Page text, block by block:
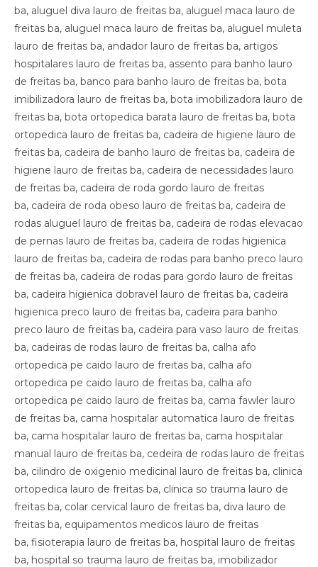
ba, aluguel diva lauro de freitas ba, aluguel maca lauro de
freitas ba, aluguel maca lauro de freitas ba, aluguel muleta
lauro de freitas ba, andador lauro de freitas ba, artigos
hospitalares lauro de freitas ba, assento para banho lauro
de freitas ba, banco para banho lauro de freitas ba, bota
imibilizadora lauro de freitas ba, bota imobilizadora lauro de
freitas ba, bota ortopedica barata lauro de freitas ba, bota
ortopedica lauro de freitas ba, cadeira de higiene lauro de
freitas ba, cadeira de banho lauro de freitas ba, cadeira de
higiene lauro de freitas ba, cadeira de necessidades lauro
de freitas ba, cadeira de roda gordo lauro de freitas
ba, cadeira de roda obeso lauro de freitas ba, cadeira de
rodas aluguel lauro de freitas ba, cadeira de rodas elevacao
de pernas lauro de freitas ba, cadeira de rodas higienica
lauro de freitas ba, cadeira de rodas para banho preco lauro
de freitas ba, cadeira de rodas para gordo lauro de freitas
ba, cadeira higienica dobravel lauro de freitas ba, cadeira
higienica preco lauro de freitas ba, cadeira para banho
preco lauro de freitas ba, cadeira para vaso lauro de freitas
ba, cadeiras de rodas lauro de freitas ba, calha afo
ortopedica pe caido lauro de freitas ba, calha afo
ortopedica pe caido lauro de freitas ba, calha afo
ortopedica pe caido lauro de freitas ba, cama fawler lauro
de freitas ba, cama hospitalar automatica lauro de freitas
ba, cama hospitalar lauro de freitas ba, cama hospitalar
manual lauro de freitas ba, cedeira de rodas lauro de freitas
ba, cilindro de oxigenio medicinal lauro de freitas ba, clinica
ortopedica lauro de freitas ba, clinica so trauma lauro de
freitas ba, colar cervical lauro de freitas ba, diva lauro de
freitas ba, equipamentos medicos lauro de freitas
ba, fisioterapia lauro de freitas ba, hospital lauro de freitas
ba, hospital so trauma lauro de freitas ba, imobilizador